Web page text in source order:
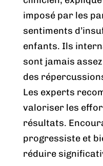
imposé par les
sentiments
enfants. Ils
sont jamais
des
Les experts
valoriser les
résultats.
progressiste et
réduire